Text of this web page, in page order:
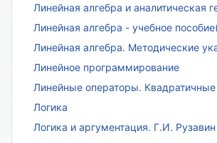
Линейная алгебра и аналитическая
Линейная алгебра - учебное
Линейная алгебра. Методические
Линейное программирование
Линейные операторы.
Логика
Логика и аргументация. Г.И. Рузавин